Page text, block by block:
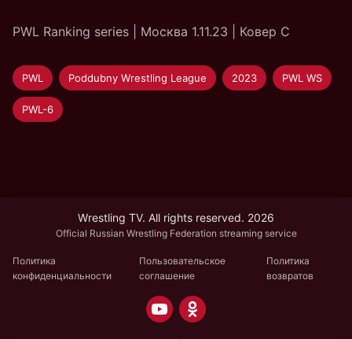
PWL Ranking series | Москва 1.11.23 | Ковер С
PWL Poddubny Wrestling League 2023 PWL WS
PWL-6
Wrestling TV. All rights reserved. 2026
Official Russian Wrestling Federation streaming service
Политика
конфиденциальности
Пользовательское
соглашение
Политика
возвратов